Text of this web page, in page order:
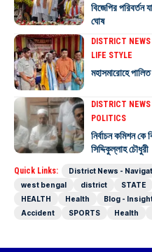
বিজেপির পরিবর্তন
ঘোষ
DISTRICT
LIFE STYLE
মহাসমারোহে
DISTRICT
POLITICS
নির্বাচন কমিশন
সিদ্দিকুল্লাহ চৌধুরী
Quick Links: District News -
west bengal
district STATE
HEALTH
Health
Blog -
Accident
SPORTS Health